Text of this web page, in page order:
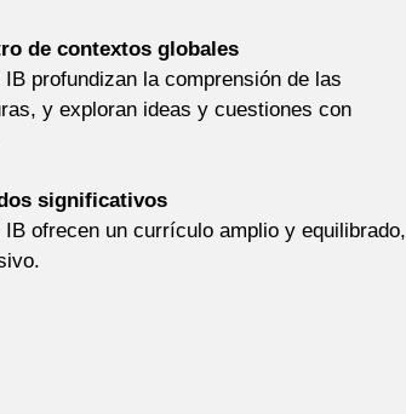
de contextos globales
profundizan la comprensión de las
y exploran ideas y cuestiones con
significativos
ofrecen un currículo amplio y equilibrado,